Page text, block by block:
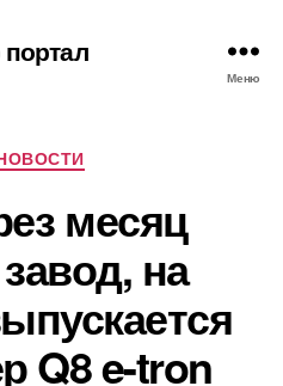
Меню
Рубрики
месяц
на
Q8 e-tron